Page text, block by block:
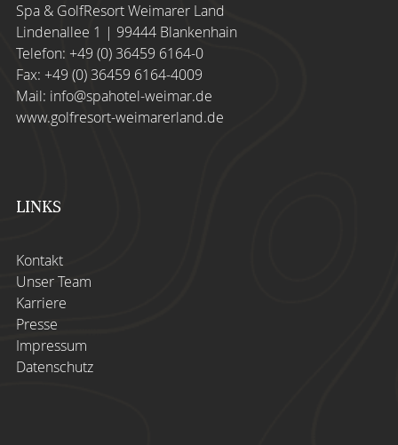
Spa & GolfResort Weimarer Land
Lindenallee 1 | 99444 Blankenhain
Telefon: +49 (0) 36459 6164-0
Fax: +49 (0) 36459 6164-4009
Mail: info@spahotel-weimar.de
www.golfresort-weimarerland.de
LINKS
Kontakt
Unser Team
Karriere
Presse
Impressum
Datenschutz